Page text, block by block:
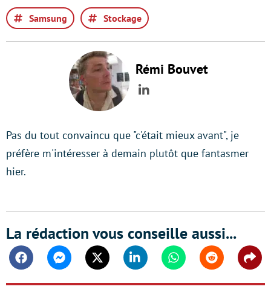
Samsung Stockage
Rémi Bouvet
LinkedIn
Pas du tout convaincu que "c'était mieux avant", je
préfère m'intéresser à demain plutôt que fantasmer
hier.
La rédaction vous conseille aussi...
FacebookMessengerTwitter Linkedin WhatsappReddit